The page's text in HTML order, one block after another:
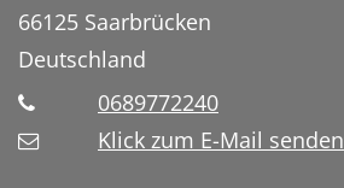
66125 Saarbrücken
Deutschland
0689772240
Klick zum E-Mail senden